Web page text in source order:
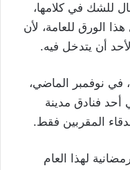
للشك في كلامها،
الورق للعامة، لأن
أن يتدخل فيه.
في نوفمبر الماضي،
فنادق مدينة
المقربين فقط.
لهذا العام